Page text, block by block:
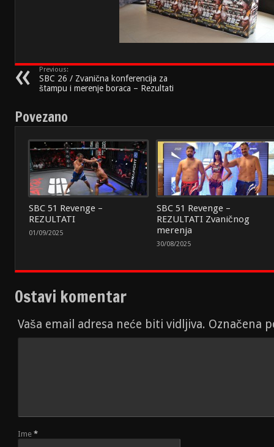
Previous:
SBC 26 / Zvanična konferencija za
štampu i merenje boraca – Rezultati
Povezano
SBC 51 Revenge –
REZULTATI
01/09/2025
SBC 51 Revenge –
REZULTATI Zvaničnog
merenja
30/08/2025
Ostavi komentar
Vaša email adresa neće biti vidljiva. Označena
Ime *